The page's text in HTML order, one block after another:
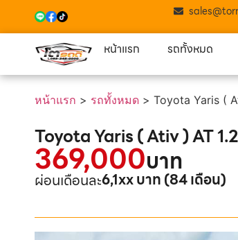
หน้าแรก รถทั้งหมด
หน้าแรก > รถทั้งหมด > Toyota Yaris (
Toyota Yaris ( Ativ ) AT
369,000บาท
ผ่อนเดือนละ6,1xx บาท (84 เดือน)